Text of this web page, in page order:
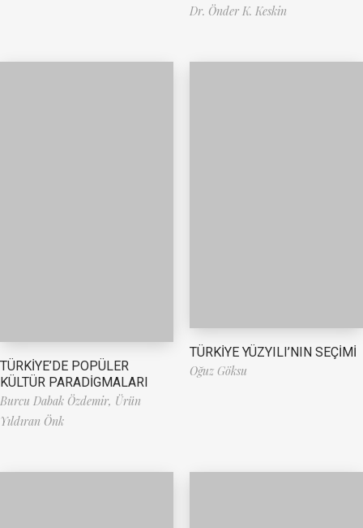
Dr. Önder K. Keskin
TÜRKİYE’DE POPÜLER
KÜLTÜR PARADİGMALARI
Burcu Dabak Özdemir, Ürün
Yıldıran Önk
TÜRKİYE YÜZYILI’NIN SEÇİMİ
Oğuz Göksu